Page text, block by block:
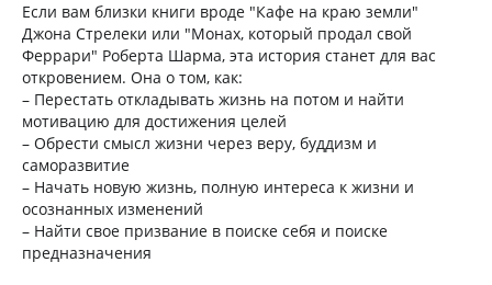
Если вам близки книги вроде "Кафе на краю земли"
Джона Стрелеки или "Монах, который продал свой
Феррари" Роберта Шарма, эта история станет для вас
откровением. Она о том, как:
– Перестать откладывать жизнь на потом и найти
мотивацию для достижения целей
– Обрести смысл жизни через веру, буддизм и
саморазвитие
– Начать новую жизнь, полную интереса к жизни и
осознанных изменений
– Найти свое призвание в поиске себя и поиске
предназначения